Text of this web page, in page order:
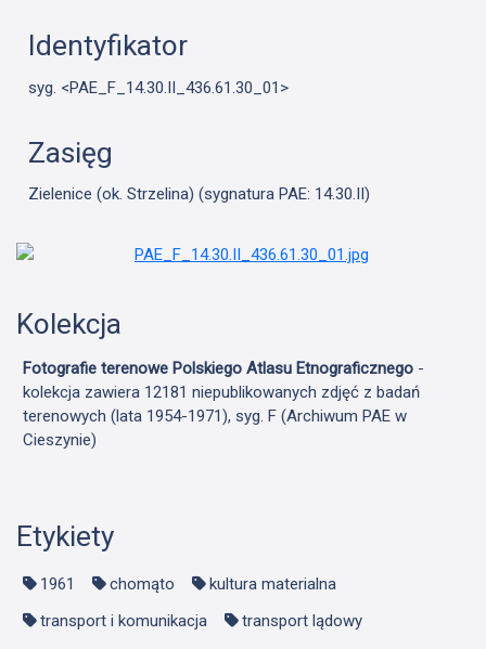
Identyfikator
syg. <PAE_F_14.30.II_436.61.30_01>
Zasięg
Zielenice (ok. Strzelina) (sygnatura PAE: 14.30.II)
Kolekcja
Fotografie terenowe Polskiego Atlasu Etnograficznego -
kolekcja zawiera 12181 niepublikowanych zdjęć z badań
terenowych (lata 1954-1971), syg. F (Archiwum PAE w
Cieszynie)
Etykiety
1961 chomąto
kultura materialna
transport i komunikacja
transport lądowy